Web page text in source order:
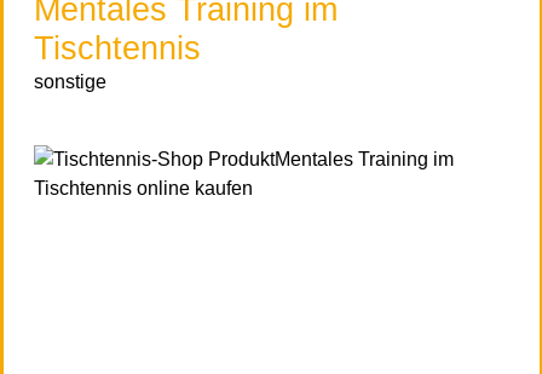
Mentales Training im
Tischtennis
sonstige
Bildergalerie überspringen